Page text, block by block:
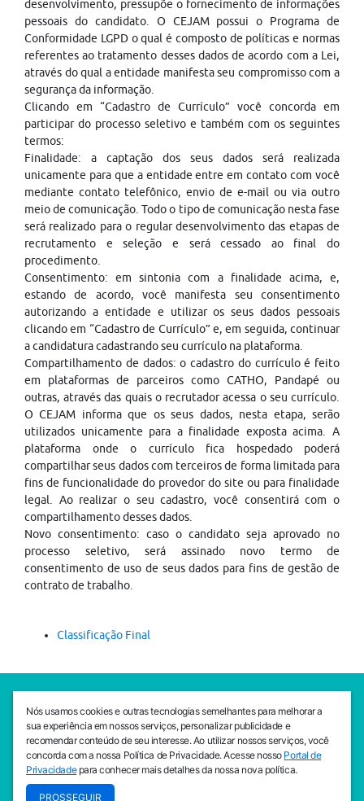
desenvolvimento, pressupõe o fornecimento de informações
pessoais do candidato. O CEJAM possui o Programa de
Conformidade LGPD o qual é composto de políticas e normas
referentes ao tratamento desses dados de acordo com a Lei,
através do qual a entidade manifesta seu compromisso com a
segurança da informação.
Clicando em “Cadastro de Currículo” você concorda em
participar do processo seletivo e também com os seguintes
termos:
Finalidade: a captação dos seus dados será realizada
unicamente para que a entidade entre em contato com você
mediante contato telefônico, envio de e-mail ou via outro
meio de comunicação. Todo o tipo de comunicação nesta fase
será realizado para o regular desenvolvimento das etapas de
recrutamento e seleção e será cessado ao final do
procedimento.
Consentimento: em sintonia com a finalidade acima, e,
estando de acordo, você manifesta seu consentimento
autorizando a entidade e utilizar os seus dados pessoais
clicando em “Cadastro de Currículo” e, em seguida, continuar
a candidatura cadastrando seu currículo na plataforma.
Compartilhamento de dados: o cadastro do currículo é feito
em plataformas de parceiros como CATHO, Pandapé ou
outras, através das quais o recrutador acessa o seu currículo.
O CEJAM informa que os seus dados, nesta etapa, serão
utilizados unicamente para a finalidade exposta acima. A
plataforma onde o currículo fica hospedado poderá
compartilhar seus dados com terceiros de forma limitada para
fins de funcionalidade do provedor do site ou para finalidade
legal. Ao realizar o seu cadastro, você consentirá com o
compartilhamento desses dados.
Novo consentimento: caso o candidato seja aprovado no
processo seletivo, será assinado novo termo de
consentimento de uso de seus dados para fins de gestão de
contrato de trabalho.
Classificação Final
SEDE CEJAM
Av. da Liberdade, 765, Liberdade, São Paulo, 01503-001
(11) 3469 - 1818
INSTITUTO CEJAM
Av. da Liberdade, 765, Liberdade, São Paulo, 01503-001
Nós usamos cookies e outras tecnologias semelhantes para melhorar a
sua experiência em nossos serviços, personalizar publicidade e
recomendar conteúdo de seu interesse. Ao utilizar nossos serviços, você
concorda com a nossa Política de Privacidade. Acesse nosso Portal de
Privacidadepara conhecer mais detalhes da nossa nova política.
PROSSEGUIR